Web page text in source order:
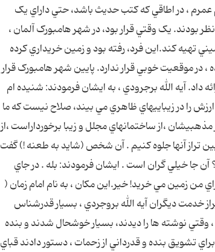
عمرم ، در اطاقي که کتب حديث باشد، حتي داراي يک
بودند. يک وقتي قرار بود، در شهر هامبورک آلمان ،
تهيه کند.اين فرد، رفته بود و زمين خريداري کرده
، در موقعيت خوبي قرار ندارد. پايين شهر هامبورک قرار
آيه الله برجرودي ، به ايشان فرمودند: شنيده ام
را در زيباييهاي ظاهري مي بيند، صلاح نيست که ما
،از ساختمانهاي مجلل و زيبا برخورداراست ،از
تراز آنها جلوه کنيم . آن شخص (شايد به طعنه !) گفت
آن جا خيلي گران است . ايشان فرمودند: بله . در جاي
زمين مي خريد! خير.اين مکان ، به نام امام زمان (
خدمت ديگران آيه الله بروجردي ، بسيار قدرشناس
وقتي نوشته ها را ديدند، بسيار خوشحال شدند و بنده
تشويق بنده و قدرداني از زحمات ، دستور دادند قباي